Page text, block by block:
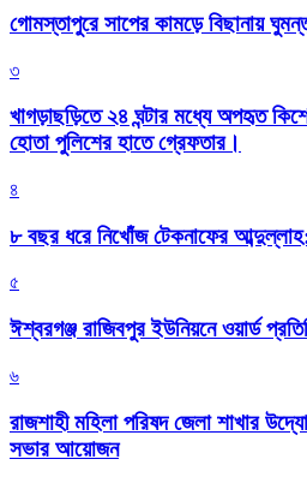
গোমস্তাপুরে সাপের কামড়ে বিছানায়
৩
খাগড়াছড়িতে ২৪ ঘন্টার মধ্যে অপহৃত
হোতা পুলিশের হাতে গ্রেফতার।
৪
৮ বছর ধরে নিখোঁজ টেকনাফের
৫
ঈশ্বরগঞ্জ রাজিবপুর ইউনিয়নে ওয়ার্ড
৬
রাজশাহী মহিলা পরিষদ জেলা শাখার
সভার আয়োজন